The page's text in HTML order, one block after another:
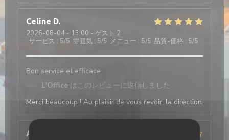
Celine D
2026-08-04 - 13:00 - ゲスト 2
サービス : 5/5 雰囲気 : 5/5 メニュー : 5/5 品質-価格 : 5/5
Bon service et efficace
L'Office はこのレビューに返信しました
Merci beaucoup ! Au plaisir de vous revoir, la direction
Antonio